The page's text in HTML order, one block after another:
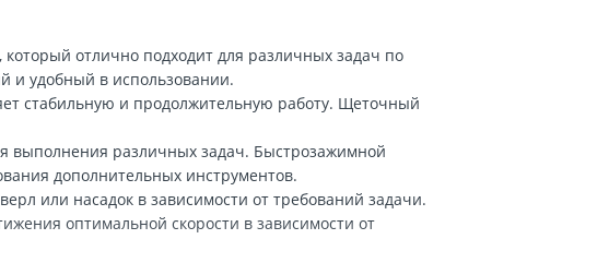
отлично подходит для различных задач по
и удобный в использовании.
стабильную и продолжительную работу. Щеточный
выполнения различных задач. Быстрозажимной
дополнительных инструментов.
или насадок в зависимости от требований задачи.
оптимальной скорости в зависимости от